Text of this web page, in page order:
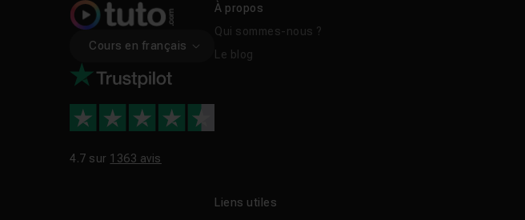
Cours en français
4.7 sur 1363 avis
À propos
Qui sommes-nous ?
Le blog
Liens utiles